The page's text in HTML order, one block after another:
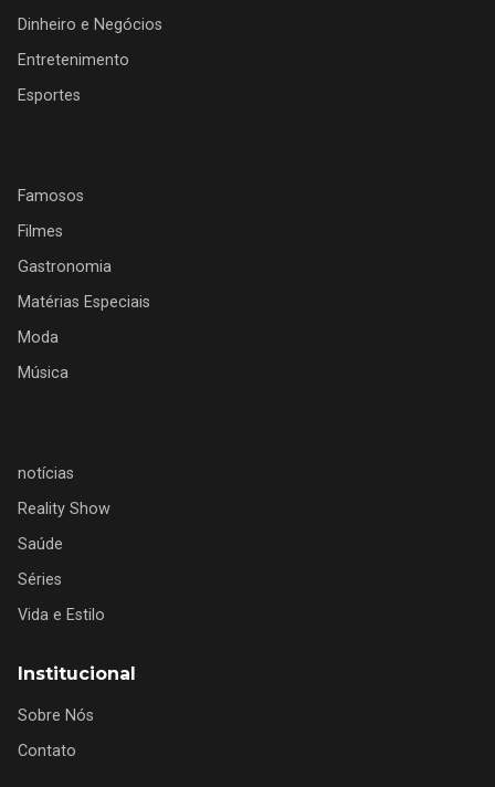
Dinheiro e Negócios
Entretenimento
Esportes
Famosos
Filmes
Gastronomia
Matérias Especiais
Moda
Música
notícias
Reality Show
Saúde
Séries
Vida e Estilo
Institucional
Sobre Nós
Contato